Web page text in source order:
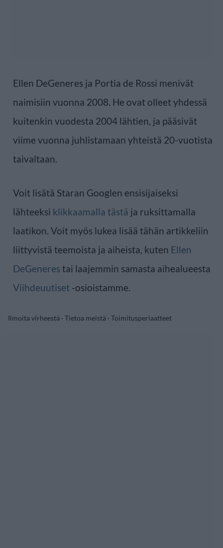
Ellen DeGeneres ja Portia de Rossi menivät
naimisiin vuonna 2008. He ovat olleet yhdessä
kuitenkin vuodesta 2004 lähtien, ja pääsivät
viime vuonna juhlistamaan yhteistä 20-vuotista
taivaltaan.
Voit lisätä Staran Googlen ensisijaiseksi
lähteeksi klikkaamalla tästä ja ruksittamalla
laatikon. Voit myös lukea lisää tähän artikkeliin
liittyvistä teemoista ja aiheista, kuten Ellen
DeGeneres tai laajemmin samasta aihealueesta
Viihdeuutiset -osioistamme.
Ilmoita virheestä · Tietoa meistä · Toimitusperiaatteet